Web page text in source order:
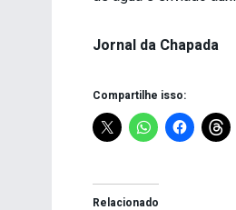
Jornal da Chapada
Compartilhe isso:
Relacionado